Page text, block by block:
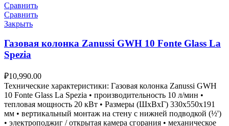
Сравнить
Сравнить
Закрыть
Газовая колонка Zanussi GWH 10 Fonte Glass La
Spezia
₽10,990.00
Технические характеристики: Газовая колонка Zanussi GWH
10 Fonte Glass La Spezia • производительность 10 л/мин •
тепловая мощность 20 кВт • Размеры (ШxВxГ) 330x550x191
мм • вертикальный монтаж на стену с нижней подводкой (½')
• электроподжиг / открытая камера сгорания • механическое